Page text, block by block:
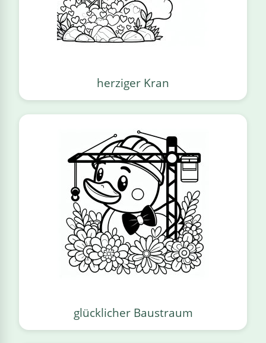
herziger Kran
glücklicher Baustraum